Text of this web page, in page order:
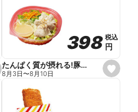
o
r
i
e
s
e
398
398 税込
税込
円
円
たんぱく質が摂れる!豚しゃぶのパスタサラダ
8月3日〜8月10日